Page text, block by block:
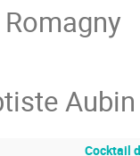
Aubin
Cocktail